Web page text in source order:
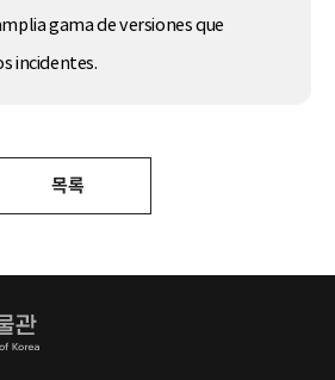
gama de versiones que
incidentes.
목록